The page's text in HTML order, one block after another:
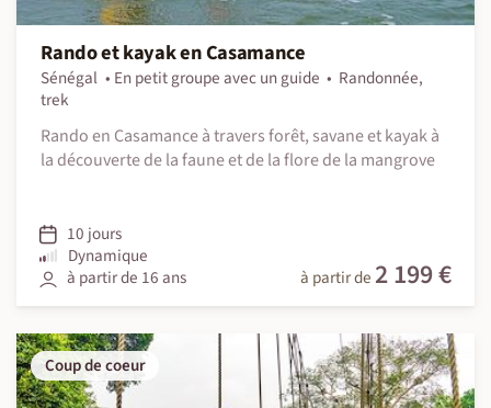
Rando et kayak en Casamance
Sénégal En petit groupe avec un guide
Randonnée,
trek
Rando en Casamance à travers forêt, savane et kayak à
la découverte de la faune et de la flore de la mangrove
10 jours
Dynamique
à partir de 16 ans
à partir de 2 199 €
Coup de coeur